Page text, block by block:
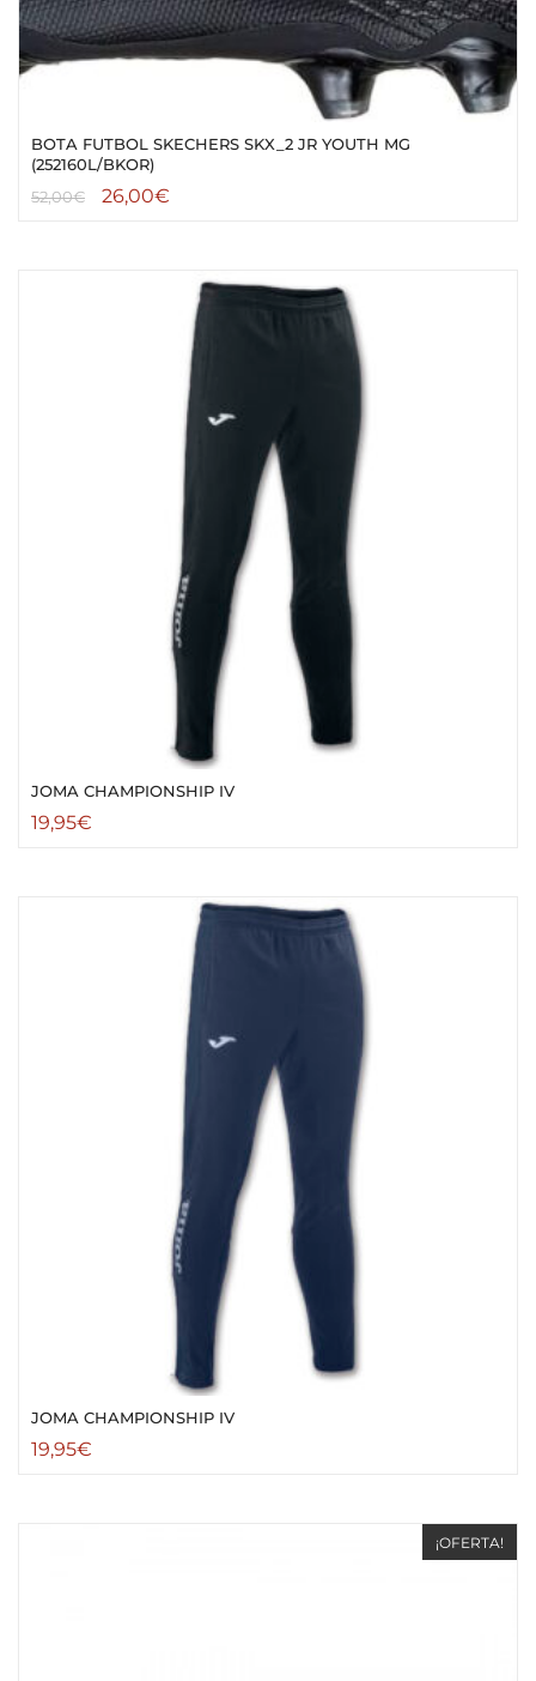
BOTA FUTBOL SKECHERS SKX_2 JR YOUTH MG
(252160L/BKOR)
52,00€ 26,00€
JOMA CHAMPIONSHIP IV
19,95€
JOMA CHAMPIONSHIP IV
19,95€
¡OFERTA!